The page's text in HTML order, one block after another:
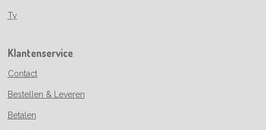
Ty
Klantenservice
Contact
Bestellen & Leveren
Betalen